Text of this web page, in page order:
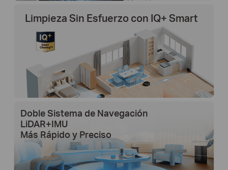
Limpieza Sin Esfuerzo con IQ+ Smart
Doble Sistema de Navegación
LiDAR+IMU
Más Rápido y Preciso